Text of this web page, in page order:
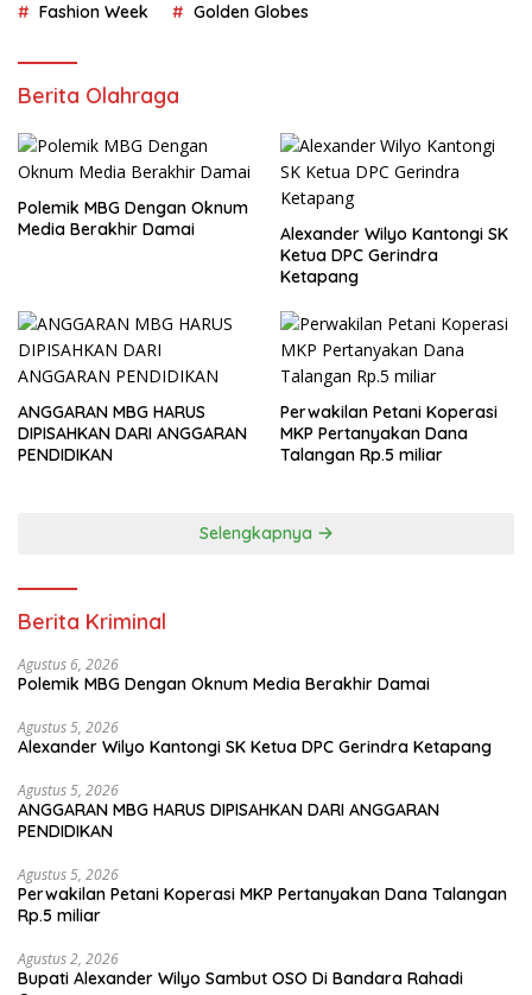
Fashion Week Golden Globes
Berita Olahraga
Polemik MBG Dengan Oknum
Media Berakhir Damai
Alexander Wilyo Kantongi SK
Ketua DPC Gerindra
Ketapang
ANGGARAN MBG HARUS
DIPISAHKAN DARI ANGGARAN
PENDIDIKAN
Perwakilan Petani Koperasi
MKP Pertanyakan Dana
Talangan Rp.5 miliar
Selengkapnya
Berita Kriminal
Agustus 6, 2026
Polemik MBG Dengan Oknum Media Berakhir Damai
Agustus 5, 2026
Alexander Wilyo Kantongi SK Ketua DPC Gerindra Ketapang
Agustus 5, 2026
ANGGARAN MBG HARUS DIPISAHKAN DARI ANGGARAN
PENDIDIKAN
Agustus 5, 2026
Perwakilan Petani Koperasi MKP Pertanyakan Dana Talangan
Rp.5 miliar
Agustus 2, 2026
Bupati Alexander Wilyo Sambut OSO Di Bandara Rahadi